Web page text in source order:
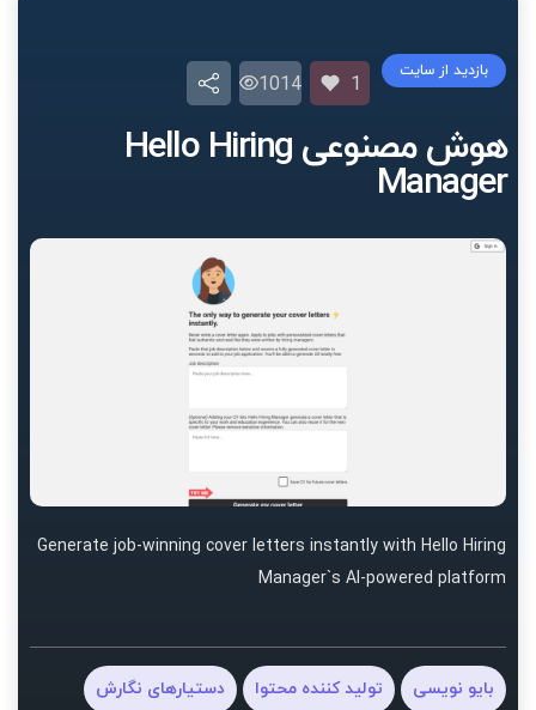
هوش مصنوعی Hello Hiring
Manager
بازدید از سایت
1
1014
Generate job-winning cover letters instantly with Hello Hiring
Manager`s AI-powered platform
بایو نویسی تولید کننده محتوا دستیارهای نگارش